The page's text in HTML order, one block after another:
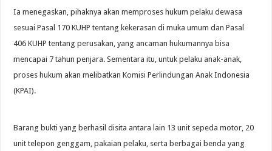
Ia menegaskan, pihaknya akan memproses hukum pelaku dewasa
sesuai Pasal 170 KUHP tentang kekerasan di muka umum dan Pasal
406 KUHP tentang perusakan, yang ancaman hukumannya bisa
mencapai 7 tahun penjara. Sementara itu, untuk pelaku anak-anak,
proses hukum akan melibatkan Komisi Perlindungan Anak Indonesia
(KPAI).
Barang bukti yang berhasil disita antara lain 13 unit sepeda motor, 20
unit telepon genggam, pakaian pelaku, serta berbagai benda yang